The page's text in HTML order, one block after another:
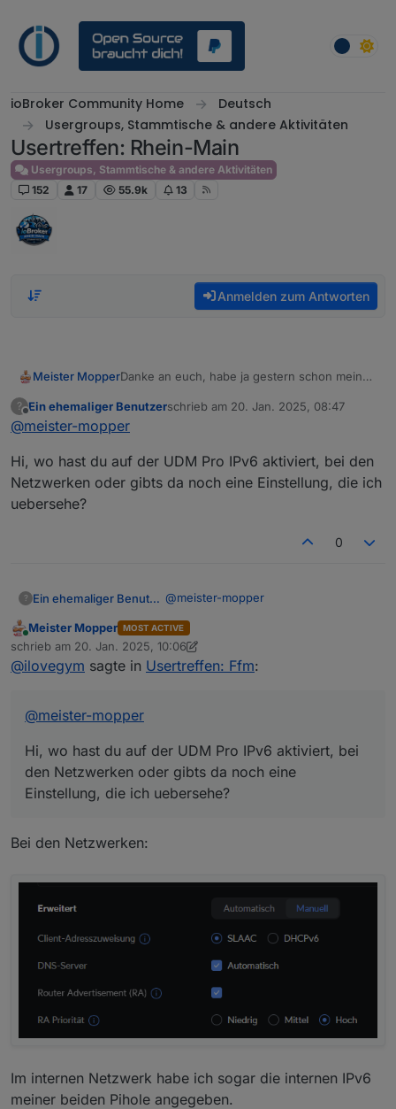
ioBroker Community Home
Deutsch
Usergroups, Stammtische & andere Aktivitäten
Usertreffen: Rhein-Main
Usergroups, Stammtische & andere Aktivitäten
152
17 55.9k 13
Anmelden zum Antworten
Meister MopperDanke an euch, habe ja gestern schon meine
Vielleicht können wir ja eines der gestrigen
Themen hier weiterführen (ist ja jetzt unser
Ich habe IPv6 in meiner udmpro aktiviert,
cloudflared und unbound auf dem pihole
?
Offline
Ein ehemaliger Benutzerschrieb am 20. Jan. 2025, 08:47
zuletzt editiert von
@meister-mopper
Hi, wo hast du auf der UDM Pro IPv6 aktiviert, bei den
Netzwerken oder gibts da noch eine Einstellung, die ich
uebersehe?
0
? Ein ehemaliger Benutzer @meister-mopper
Hi, wo hast du auf der UDM Pro IPv6
aktiviert, bei den Netzwerken oder
gibts da noch eine Einstellung, die ich
Online
Meister Mopper MOST ACTIVE
schrieb am 20. Jan. 2025, 10:06
zuletzt editiert von Meister Mopper
@ilovegym sagte in Usertreffen: Ffm:
@meister-mopper
Hi, wo hast du auf der UDM Pro IPv6 aktiviert, bei
den Netzwerken oder gibts da noch eine
Einstellung, die ich uebersehe?
Bei den Netzwerken:
Im internen Netzwerk habe ich sogar die internen IPv6
meiner beiden Pihole angegeben.